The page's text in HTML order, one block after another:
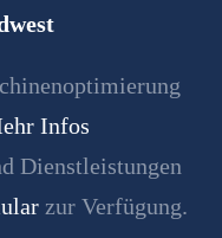
Infos
Dienstleistungen
zur Verfügung.